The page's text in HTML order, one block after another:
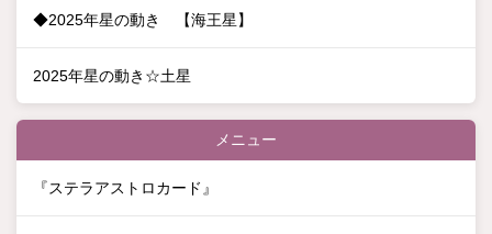
◆2025年星の動き 【海王星】
2025年星の動き☆土星
メニュー
『ステラアストロカード』